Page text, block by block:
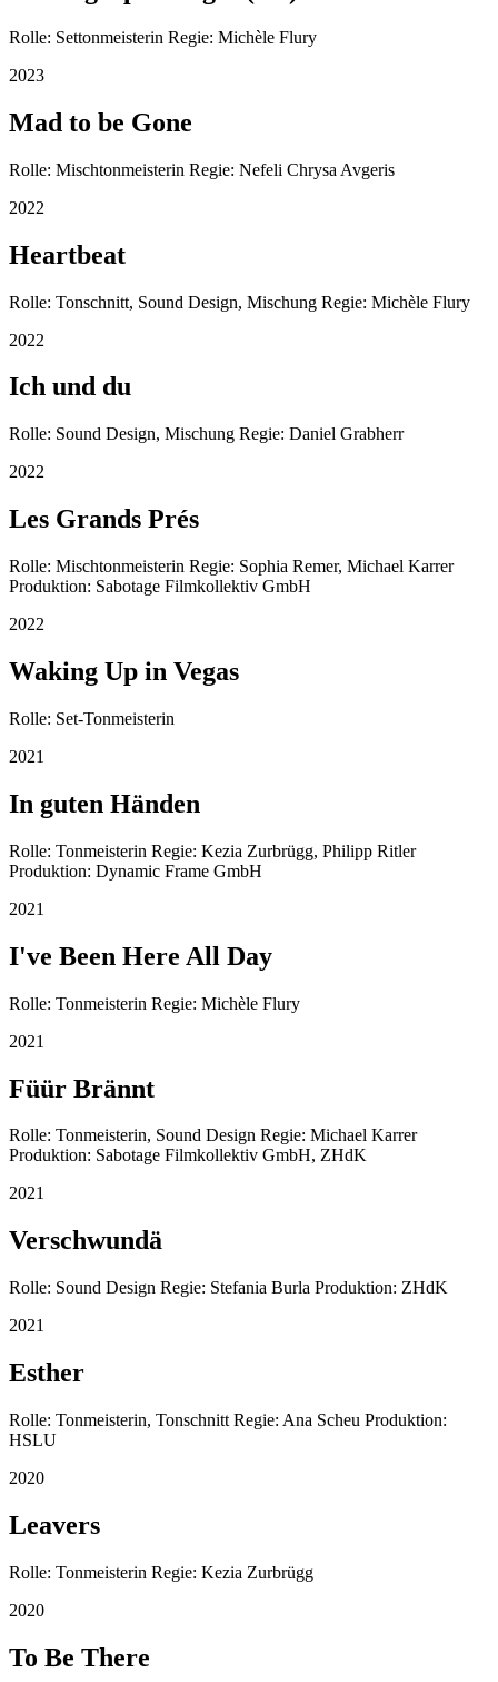
Rolle: Settonmeisterin Regie: Michèle Flury
2023
Mad to be Gone
Rolle: Mischtonmeisterin Regie: Nefeli Chrysa Avgeris
2022
Heartbeat
Rolle: Tonschnitt, Sound Design, Mischung Regie: Michèle Flury
2022
Ich und du
Rolle: Sound Design, Mischung Regie: Daniel Grabherr
2022
Les Grands Prés
Rolle: Mischtonmeisterin Regie: Sophia Remer, Michael Karrer
Produktion: Sabotage Filmkollektiv GmbH
2022
Waking Up in Vegas
Rolle: Set-Tonmeisterin
2021
In guten Händen
Rolle: Tonmeisterin Regie: Kezia Zurbrügg, Philipp Ritler
Produktion: Dynamic Frame GmbH
2021
I've Been Here All Day
Rolle: Tonmeisterin Regie: Michèle Flury
2021
Füür Brännt
Rolle: Tonmeisterin, Sound Design Regie: Michael Karrer
Produktion: Sabotage Filmkollektiv GmbH, ZHdK
2021
Verschwundä
Rolle: Sound Design Regie: Stefania Burla Produktion: ZHdK
2021
Esther
Rolle: Tonmeisterin, Tonschnitt Regie: Ana Scheu Produktion:
HSLU
2020
Leavers
Rolle: Tonmeisterin Regie: Kezia Zurbrügg
2020
To Be There